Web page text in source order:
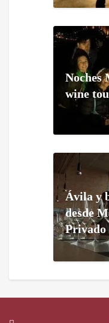
Noches
wine
Ávila y
desde
Privado